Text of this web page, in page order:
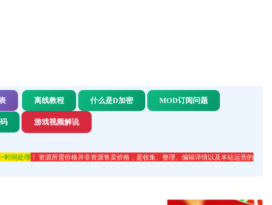
离线教程 什么是D加密 MOD订阅问题
游戏视频解说
时间处理 ！ 资源所需价格并非资源售卖价格，是收集、整理、编辑详情以及本站运营的